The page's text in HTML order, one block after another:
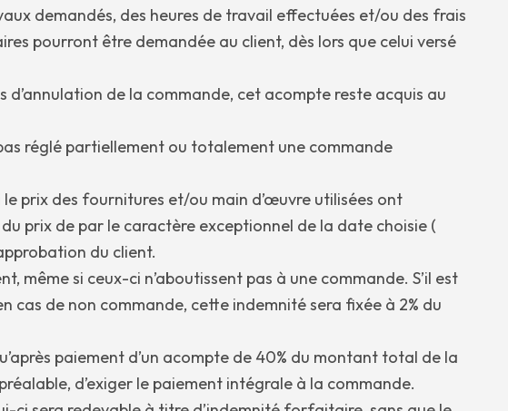
demandés, des heures de travail effectuées et/ou des frais
pourront être demandée au client, dès lors que celui versé
de la commande, cet acompte reste acquis au
réglé partiellement ou totalement une commande
le prix des fournitures et/ou main d’œuvre utilisées ont
prix de par le caractère exceptionnel de la date choisie (
du client.
si ceux-ci n’aboutissent pas à une commande. S’il est
cas de non commande, cette indemnité sera fixée à 2% du
paiement d’un acompte de 40% du montant total de la
d’exiger le paiement intégrale à la commande.